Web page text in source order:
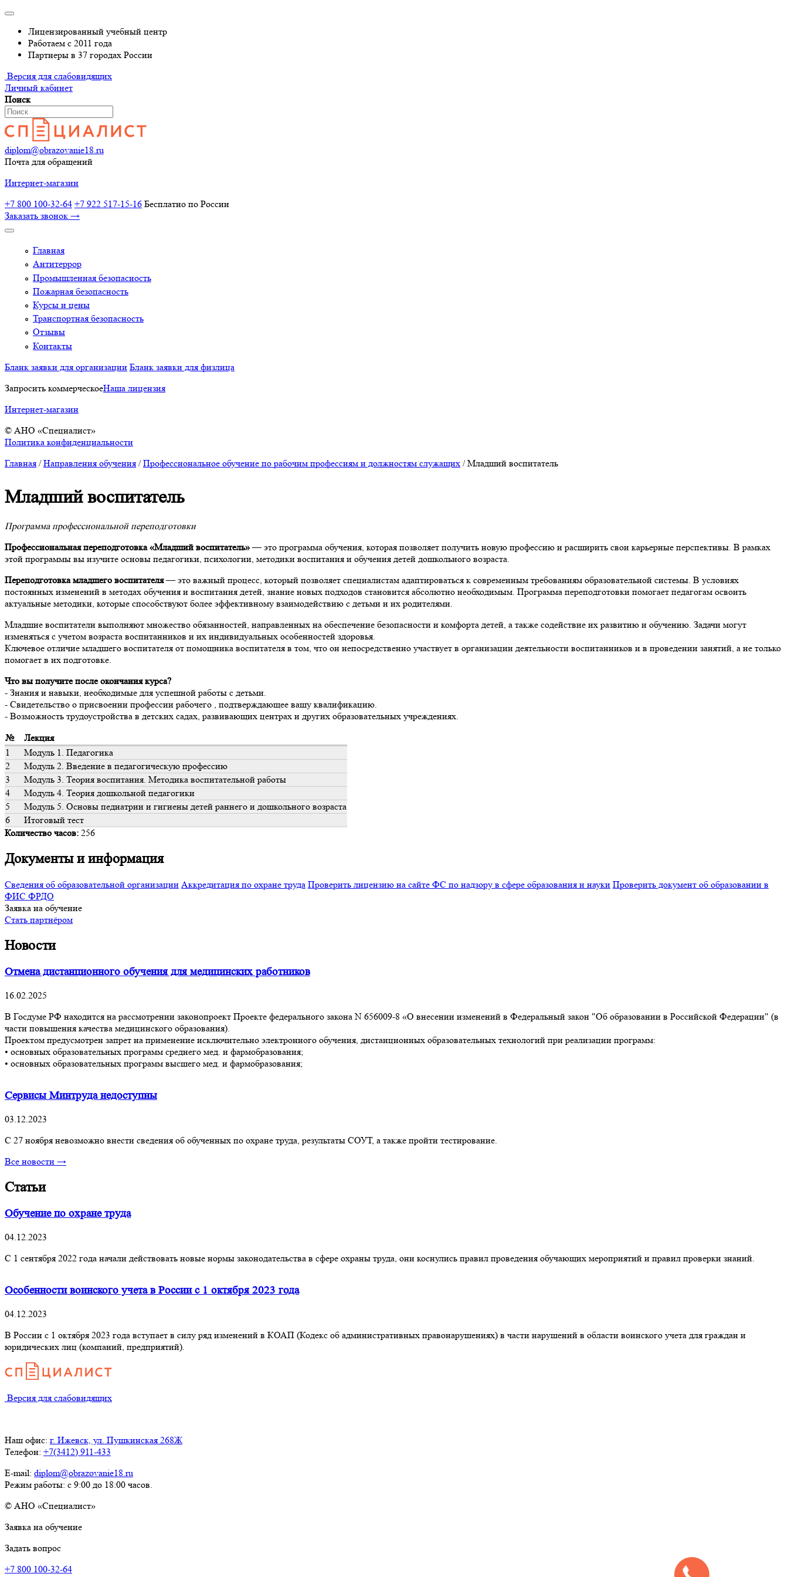
Лицензированный учебный центр
Работаем с 2011 года
Партнеры в 37 городах России
Версия для слабовидящих
Личный кабинет
Поиск
diplom@obrazovanie18.ru
Почта для обращений
Интернет-магазин
+7 800 100-32-64 +7 922 517-15-16 Бесплатно по России
Заказать звонок →
Главная
Антитеррор
Промышленная безопасность
Пожарная безопасность
Курсы и цены
Транспортная безопасность
Отзывы
Контакты
Бланк заявки для организации Бланк заявки для физлица
Запросить коммерческоеНаша лицензия
Интернет-магазин
© АНО «Специалист»
Политика конфиденциальности
Главная / Направления обучения / Профессиональное обучение по рабочим профессиям и должностям служащих /Младший воспитатель
Младший воспитатель
Программа профессиональной переподготовки
Профессиональная переподготовка «Младший воспитатель»— это программа обучения, которая позволяет получить новую профессию и расширить свои карьерные перспективы. В рамках
этой программы вы изучите основы педагогики, психологии, методики воспитания и обучения детей дошкольного возраста.
Переподготовка младшего воспитателя— это важный процесс, который позволяет специалистам адаптироваться к современным требованиям образовательной системы. В условиях
постоянных изменений в методах обучения и воспитания детей, знание новых подходов становится абсолютно необходимым. Программа переподготовки помогает педагогам освоить
актуальные методики, которые способствуют более эффективному взаимодействию с детьми и их родителями.
Младшие воспитатели выполняют множество обязанностей, направленных на обеспечение безопасности и комфорта детей, а также содействие их развитию и обучению. Задачи могут
изменяться с учетом возраста воспитанников и их индивидуальных особенностей здоровья.
Ключевое отличие младшего воспитателя от помощника воспитателя в том, что он непосредственно участвует в организации деятельности воспитанников и в проведении занятий, а не только
помогает в их подготовке.
Что вы получите после окончания курса?
- Знания и навыки, необходимые для успешной работы с детьми.
- Свидетельство о присвоении профессии рабочего , подтверждающее вашу квалификацию.
- Возможность трудоустройства в детских садах, развивающих центрах и других образовательных учреждениях.
№
Лекция
1
Модуль 1. Педагогика
2
Модуль 2. Введение в педагогическую профессию
3
Модуль 3. Теория воспитания. Методика воспитательной работы
4
Модуль 4. Теория дошкольной педагогики
5
Модуль 5. Основы педиатрии и гигиены детей раннего и дошкольного возраста
6
Итоговый тест
Количество часов: 256
Документы и информация
Сведения об образовательной организации Аккредитация по охране труда Проверить лицензию на сайте ФС по надзору в сфере образования и науки Проверить документ об образовании в
ФИС ФРДО
Заявка на обучение
Стать партнёром
Новости
Отмена дистанционного обучения для медицинских работников
16.02.2025
В Госдуме РФ находится на рассмотрении законопроект Проекте федерального закона N 656009-8 «О внесении изменений в Федеральный закон "Об образовании в Российской Федерации" (в
части повышения качества медицинского образования).
Проектом предусмотрен запрет на применение исключительно электронного обучения, дистанционных образовательных технологий при реализации программ:
• основных образовательных программ среднего мед. и фармобразования;
• основных образовательных программ высшего мед. и фармобразования;
Сервисы Минтруда недоступны
03.12.2023
С 27 ноября невозможно внести сведения об обученных по охране труда, результаты СОУТ, а также пройти тестирование.
Все новости →
Статьи
Обучение по охране труда
04.12.2023
С 1 сентября 2022 года начали действовать новые нормы законодательства в сфере охраны труда, они коснулись правил проведения обучающих мероприятий и правил проверки знаний.
Особенности воинского учета в России с 1 октября 2023 года
04.12.2023
В России с 1 октября 2023 года вступает в силу ряд изменений в КОАП (Кодекс об административных правонарушениях) в части нарушений в области воинского учета для граждан и
юридических лиц (компаний, предприятий).
Версия для слабовидящих
Наш офис: г. Ижевск, ул. Пушкинская 268Ж
Телефон: +7(3412) 911-433
E-mail: diplom@obrazovanie18.ru
Режим работы: с 9:00 до 18:00 часов.
© АНО «Специалист»
Заявка на обучение
Задать вопрос
+7 800 100-32-64